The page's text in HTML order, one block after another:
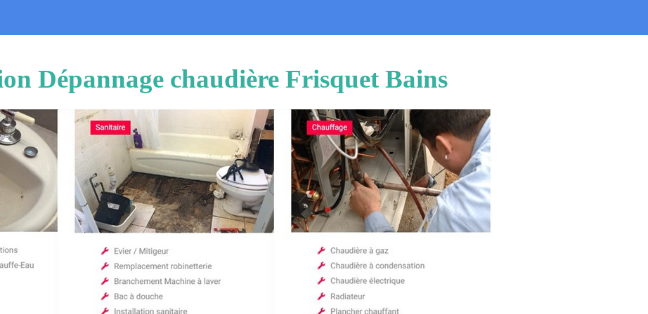
Dépannage chaudière Frisquet Bains